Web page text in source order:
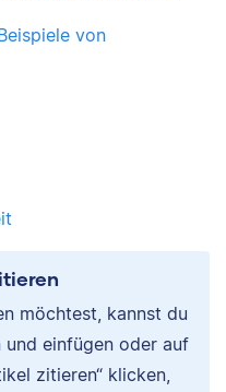
von
möchtest, kannst du
und einfügen oder auf
zitieren“ klicken,